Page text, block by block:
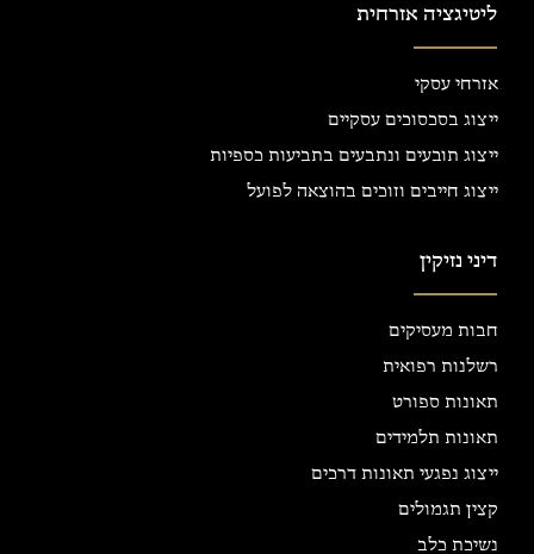
ליטיגציה אזרחית
אזרחי עסקי
ייצוג בסכסוכים עסקיים
ייצוג תובעים ונתבעים בתביעות כספיות
ייצוג חייבים וזוכים בהוצאה לפועל
דיני נזיקין
חבות מעסיקים
רשלנות רפואית
תאונות ספורט
תאונות תלמידים
ייצוג נפגעי תאונות דרכים
קצין תגמולים
נשיכת כלב